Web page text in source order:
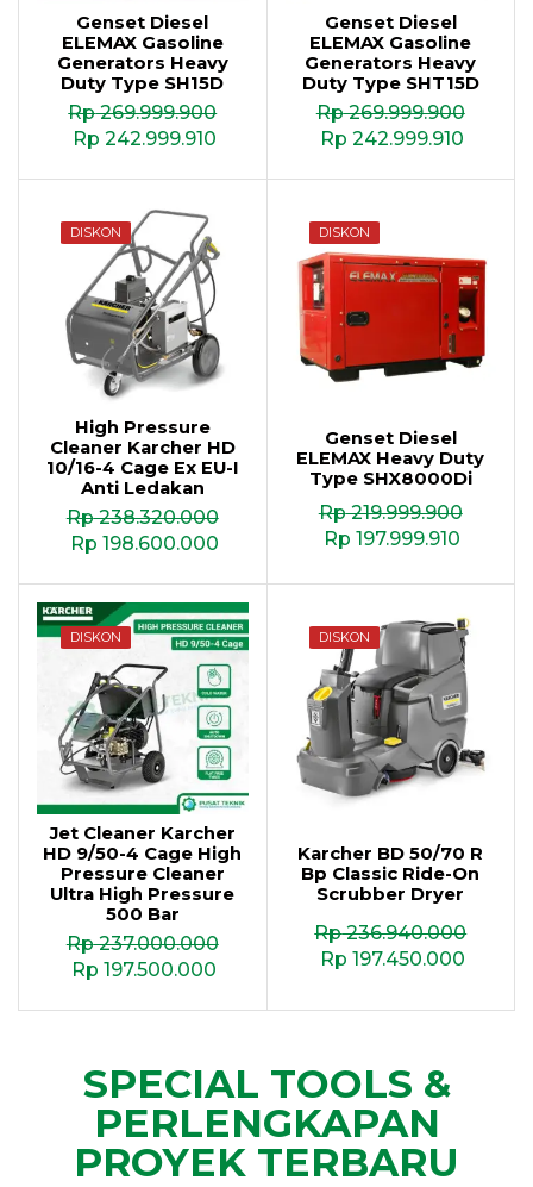
Genset Diesel
ELEMAX Gasoline
Generators Heavy
Duty Type SH15D
Rp269.999.900
Rp 242.999.910
Genset Diesel
ELEMAX Gasoline
Generators Heavy
Duty Type SHT15D
Rp269.999.900
Rp 242.999.910
DISKON
High Pressure
Cleaner Karcher HD
10/16-4 Cage Ex EU-I
Anti Ledakan
Rp238.320.000
Rp 198.600.000
DISKON
Genset Diesel
ELEMAX Heavy Duty
Type SHX8000Di
Rp219.999.900
Rp 197.999.910
DISKON
Jet Cleaner Karcher
HD 9/50-4 Cage High
Pressure Cleaner
Ultra High Pressure
500 Bar
Rp237.000.000
Rp 197.500.000
DISKON
Karcher BD 50/70 R
Bp Classic Ride-On
Scrubber Dryer
Rp236.940.000
Rp 197.450.000
SPECIAL TOOLS &
PERLENGKAPAN
PROYEK TERBARU